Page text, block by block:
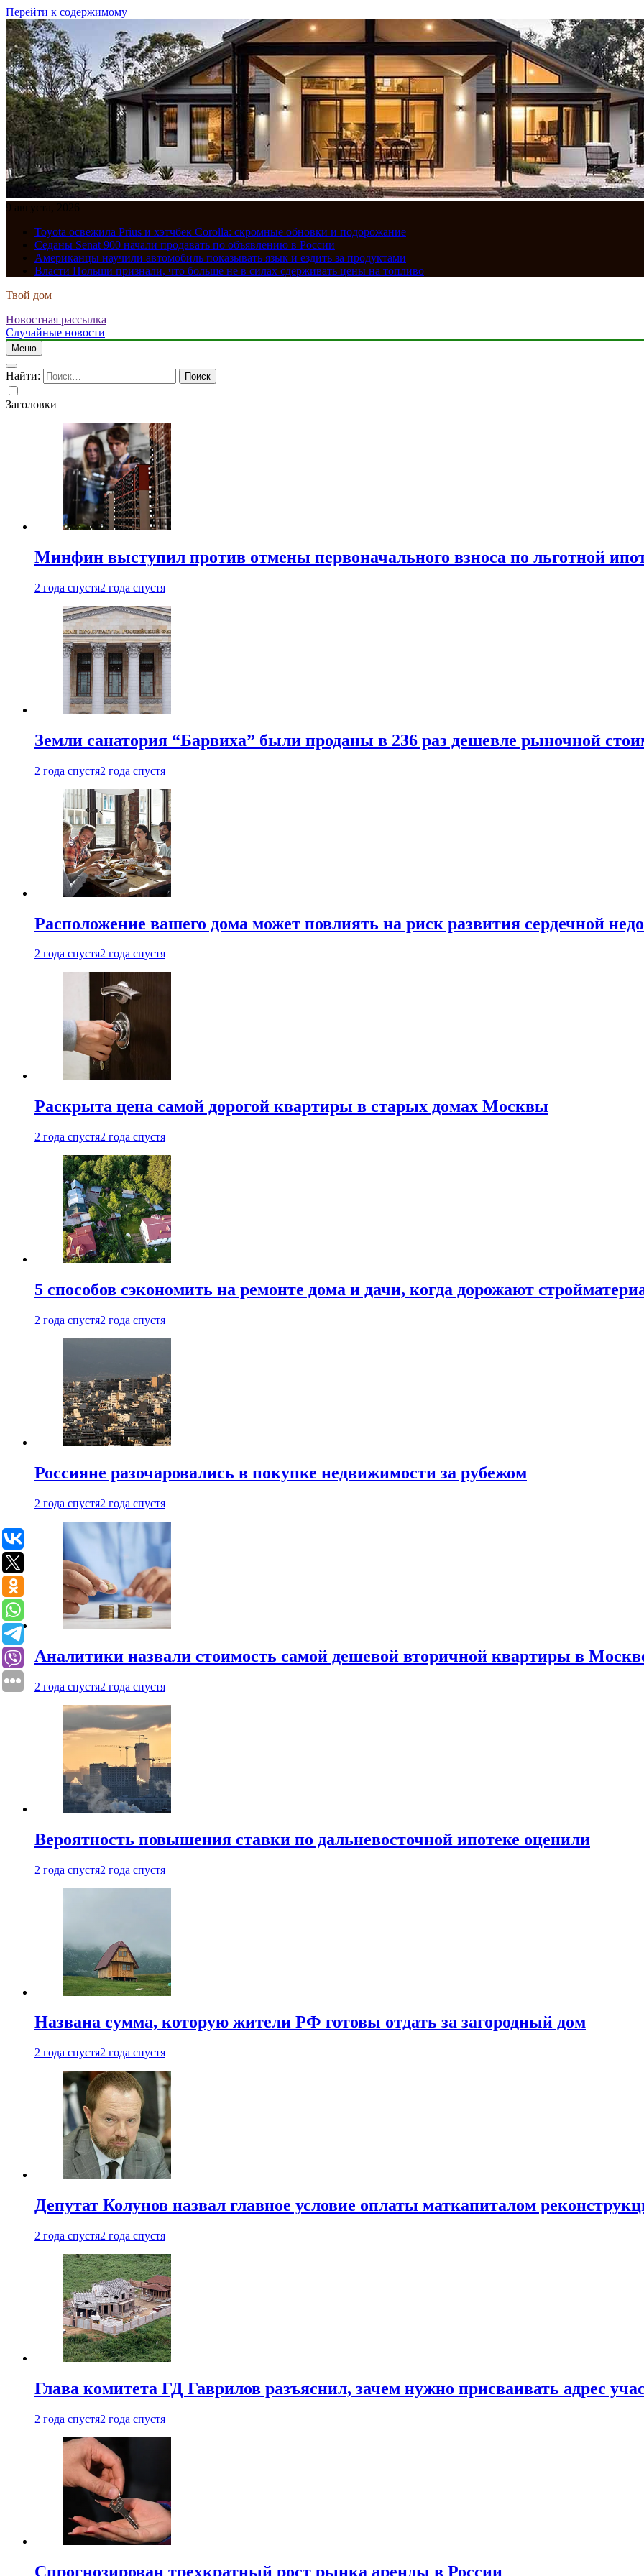
Перейти к содержимому
9 августа, 2026
Toyota освежила Prius и хэтчбек Corolla: скромные обновки и подорожание
Седаны Senat 900 начали продавать по объявлению в России
Американцы научили автомобиль показывать язык и ездить за продуктами
Власти Польши признали, что больше не в силах сдерживать цены на топливо
Твой дом
Новостная рассылка
Случайные новости
Меню
Найти:
Заголовки
Минфин выступил против отмены первоначального взноса по льготной
2 года спустя2 года спустя
Земли санатория “Барвиха” были проданы в 236 раз дешевле рыночной
2 года спустя2 года спустя
Расположение вашего дома может повлиять на риск развития сердечной
2 года спустя2 года спустя
Раскрыта цена самой дорогой квартиры в старых домах Москвы
2 года спустя2 года спустя
5 способов сэкономить на ремонте дома и дачи, когда дорожают
2 года спустя2 года спустя
Россияне разочаровались в покупке недвижимости за рубежом
2 года спустя2 года спустя
Аналитики назвали стоимость самой дешевой вторичной квартиры в
2 года спустя2 года спустя
Вероятность повышения ставки по дальневосточной ипотеке оценили
2 года спустя2 года спустя
Названа сумма, которую жители РФ готовы отдать за загородный дом
2 года спустя2 года спустя
Депутат Колунов назвал главное условие оплаты маткапиталом
2 года спустя2 года спустя
Глава комитета ГД Гаврилов разъяснил, зачем нужно присваивать адрес
2 года спустя2 года спустя
Спрогнозирован трехкратный рост рынка аренды в России